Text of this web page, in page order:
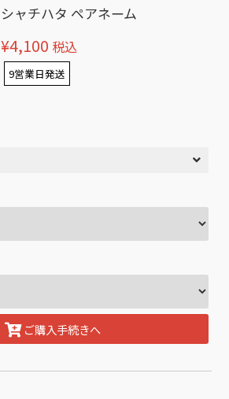
シャチハタ ペアネーム
¥4,100 税込
9営業日発送
ご購入手続きへ